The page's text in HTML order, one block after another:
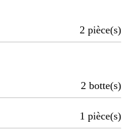
2 pièce(s)
2 botte(s)
1 pièce(s)